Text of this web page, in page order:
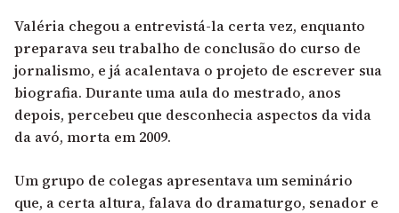
Valéria chegou a entrevistá-la certa vez, enquanto
preparava seu trabalho de conclusão do curso de
jornalismo, e já acalentava o projeto de escrever sua
biografia. Durante uma aula do mestrado, anos
depois, percebeu que desconhecia aspectos da vida
da avó, morta em 2009.
Um grupo de colegas apresentava um seminário
que, a certa altura, falava do dramaturgo, senador e